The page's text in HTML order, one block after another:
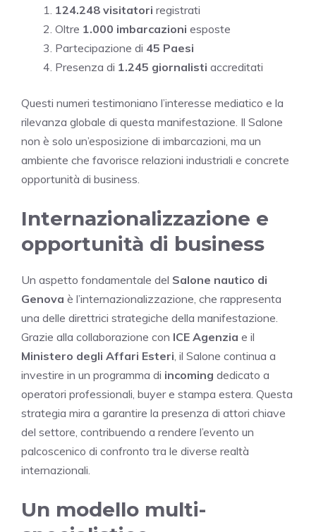
124.248 visitatori registrati
Oltre 1.000 imbarcazioni esposte
Partecipazione di 45 Paesi
Presenza di 1.245 giornalisti accreditati
Questi numeri testimoniano l’interesse mediatico e la
rilevanza globale di questa manifestazione. Il Salone
non è solo un’esposizione di imbarcazioni, ma un
ambiente che favorisce relazioni industriali e concrete
opportunità di business.
Internazionalizzazione e
opportunità di business
Un aspetto fondamentale del Salone nautico di
Genova è l’internazionalizzazione, che rappresenta
una delle direttrici strategiche della manifestazione.
Grazie alla collaborazione con ICE Agenzia e il
Ministero degli Affari Esteri , il Salone continua a
investire in un programma di incoming dedicato a
operatori professionali, buyer e stampa estera. Questa
strategia mira a garantire la presenza di attori chiave
del settore, contribuendo a rendere l’evento un
palcoscenico di confronto tra le diverse realtà
internazionali.
Un modello multi-